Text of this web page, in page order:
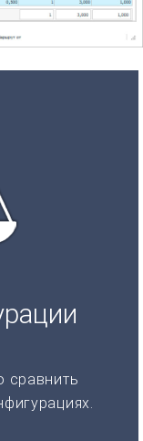
сравнить